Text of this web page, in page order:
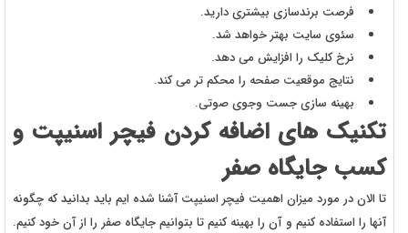
فرصت برندسازی بیشتری دارید.
سئوی سایت بهتر خواهد شد.
نرخ کلیک را افزایش می دهد.
نتایج موقعیت صفحه را محکم تر می کند.
بهینه سازی جست وجوی صوتی.
تکنیک های اضافه کردن فیچر اسنیپت و
کسب جایگاه صفر
تا الان در مورد میزان اهمیت فیچر اسنیپت آشنا شده ایم باید بدانید که چگونه
آنها را استفاده کنیم و آن را بهینه کنیم تا بتوانیم جایگاه صفر را از آن خود کنیم.